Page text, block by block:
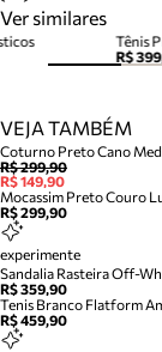
Ver similares
Tênis
R$
VEJA TAMBÉM
Coturno Preto Cano
R$ 299,90
R$ 149,90
Mocassim Preto Couro
R$ 299,90
experimente
Sandalia Rasteira Off-
R$ 359,90
Tenis Branco Flatform
R$ 459,90